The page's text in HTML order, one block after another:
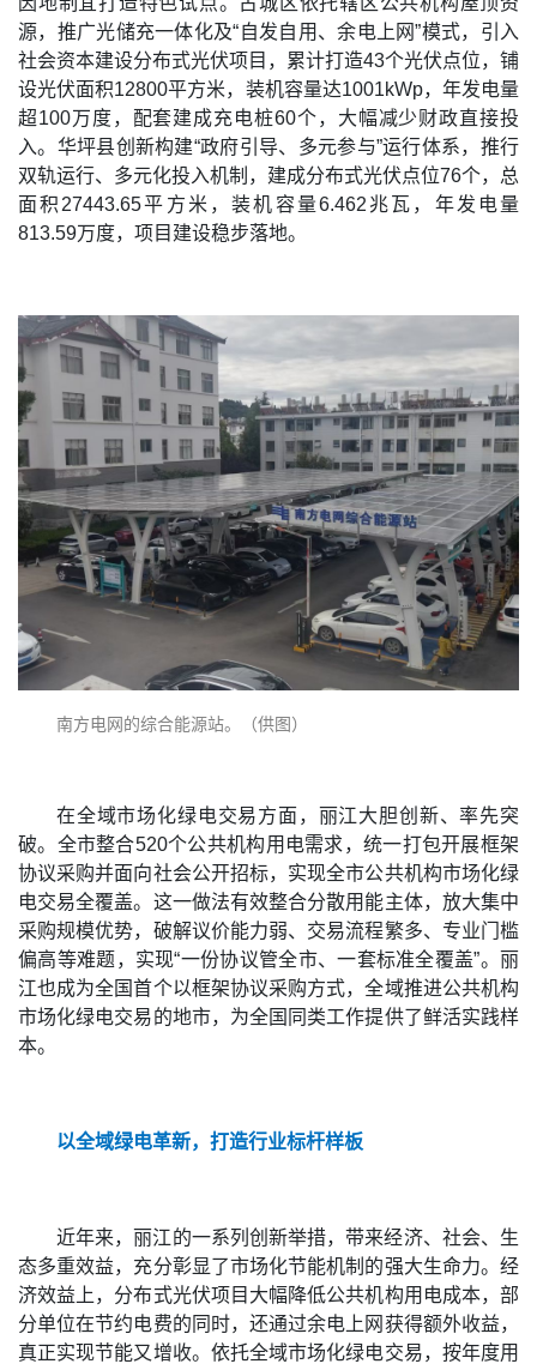
源，推广光储充一体化及“自发自用、余电上网”模式，引入
社会资本建设分布式光伏项目，累计打造43个光伏点位，铺
设光伏面积12800平方米，装机容量达1001kWp，年发电量
超100万度，配套建成充电桩60个，大幅减少财政直接投
入。华坪县创新构建“政府引导、多元参与”运行体系，推行
双轨运行、多元化投入机制，建成分布式光伏点位76个，总
面积27443.65平方米，装机容量6.462兆瓦，年发电量
813.59万度，项目建设稳步落地。
南方电网的综合能源站。（供图）
在全域市场化绿电交易方面，丽江大胆创新、率先突
破。全市整合520个公共机构用电需求，统一打包开展框架
协议采购并面向社会公开招标，实现全市公共机构市场化绿
电交易全覆盖。这一做法有效整合分散用能主体，放大集中
采购规模优势，破解议价能力弱、交易流程繁多、专业门槛
偏高等难题，实现“一份协议管全市、一套标准全覆盖”。丽
江也成为全国首个以框架协议采购方式，全域推进公共机构
市场化绿电交易的地市，为全国同类工作提供了鲜活实践样
本。
以全域绿电革新，打造行业标杆样板
近年来，丽江的一系列创新举措，带来经济、社会、生
态多重效益，充分彰显了市场化节能机制的强大生命力。经
济效益上，分布式光伏项目大幅降低公共机构用电成本，部
分单位在节约电费的同时，还通过余电上网获得额外收益，
真正实现节能又增收。依托全域市场化绿电交易，按年度用